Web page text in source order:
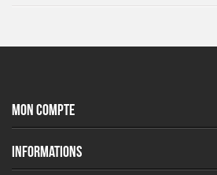
MON COMPTE
INFORMATIONS